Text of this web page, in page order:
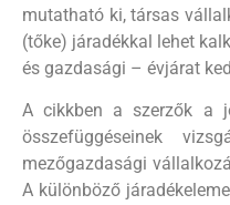
mutatható ki, társas
(tőke) járadékkal lehet
és gazdasági – évjárat
A cikkben a szerzők a
összefüggéseinek
mezőgazdasági
A különböző